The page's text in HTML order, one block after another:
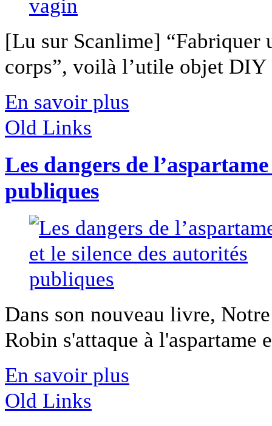
[Lu sur Scanlime] “Fabriquer
corps”, voilà l’utile objet
En savoir plus
Old Links
Les dangers de
publiques
Dans son nouveau livre,
Robin s'attaque à l'aspartame
En savoir plus
Old Links